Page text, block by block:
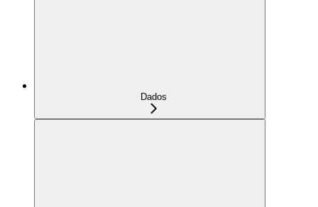
Dados